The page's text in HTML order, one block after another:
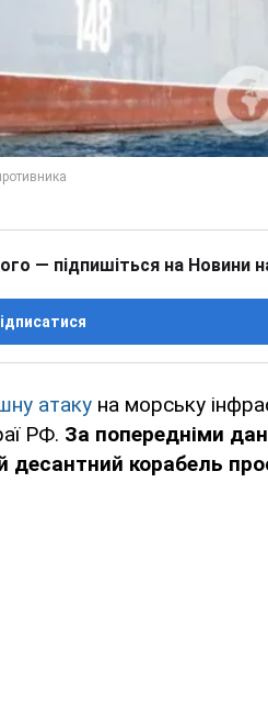
— підпишіться на Новини
атаку на морську
РФ. За попередніми
десантний корабель